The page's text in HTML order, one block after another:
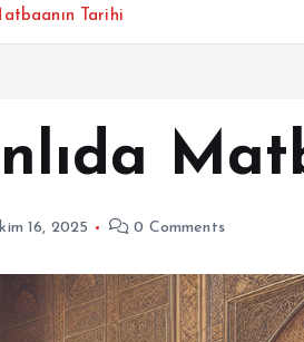
Tarihi
16, 2025 0 Comments